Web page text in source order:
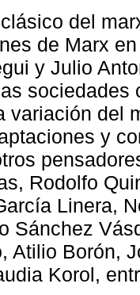
del
de Marx
y Julio
variación del
y
Rodolfo
Linera,
Sánchez
Atilio Borón,
Korol,